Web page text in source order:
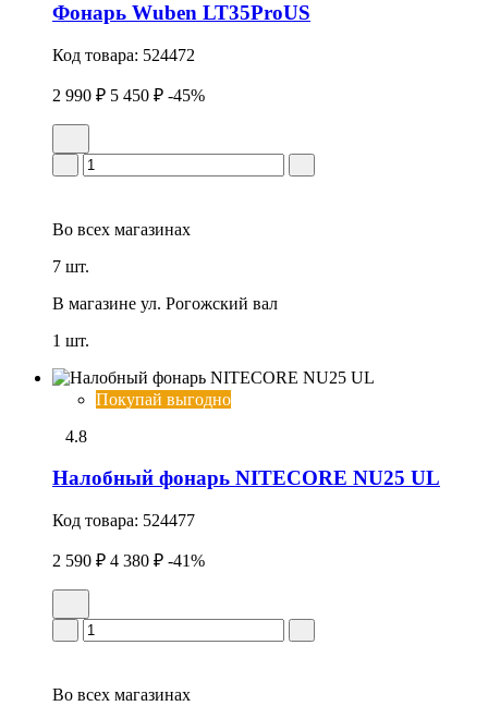
Фонарь Wuben LT35ProUS
Код товара: 524472
2 990 ₽ 5 450 ₽ -45%
Во всех магазинах
7 шт.
В магазине ул. Рогожский вал
1 шт.
Покупай выгодно
4.8
Налобный фонарь NITECORE NU25 UL
Код товара: 524477
2 590 ₽ 4 380 ₽ -41%
Во всех магазинах